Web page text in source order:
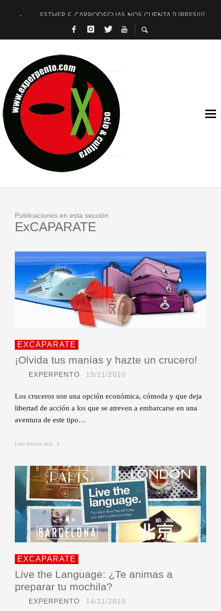
ESTHER F. CARRODEGUAS NOS CUENTA [LIBRES!!!]
[TERRA DE GUAPES] DE SANDRA MONFORT
TIMBRE 4, LA ESCUELA DEL DIRECTOR TEATRAL CLAUDIO
30 AÑOS (NO ES NADA) DE LA KATARSIS DEL TOMATAZO
MILITARES JUDÍAS EN #EXVITA
D’BALDOMEROS REINVENTAN [BITÁCORA 3.0] EN EXVITA
MARSHALL FLASH PRESENTA EN EXVITA [RELATIVA
JOFRE BARDAGÍ EN EXVITA INTERPRETANDO A SERRAT
Publicaciones en esta sección
ExCAPARATE
EXCAPARATE
¡Olvida tus manías y hazte un crucero!
EXPERPENTO 19/11/2010
Los cruceros son una opción económica, cómoda y que deja
libertad de acción a los que se atreven a embarcarse en una
aventura de este tipo…
Leer mucho más
EXCAPARATE
Live the Language: ¿Te animas a
preparar tu mochila?
EXPERPENTO 14/11/2010